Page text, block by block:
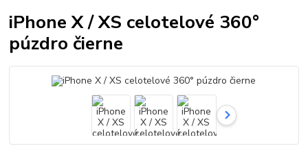
iPhone X / XS celotelové 360°
púzdro čierne